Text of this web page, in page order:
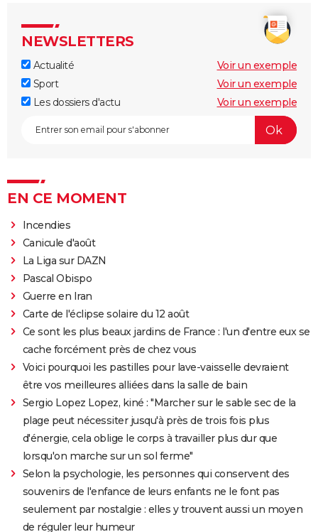
NEWSLETTERS
Actualité
Voir un exemple
Sport
Voir un exemple
Les dossiers d'actu
Voir un exemple
EN CE MOMENT
Incendies
Canicule d'août
La Liga sur DAZN
Pascal Obispo
Guerre en Iran
Carte de l'éclipse solaire du 12 août
Ce sont les plus beaux jardins de France : l'un d'entre eux se
cache forcément près de chez vous
Voici pourquoi les pastilles pour lave-vaisselle devraient
être vos meilleures alliées dans la salle de bain
Sergio Lopez Lopez, kiné : "Marcher sur le sable sec de la
plage peut nécessiter jusqu'à près de trois fois plus
d'énergie, cela oblige le corps à travailler plus dur que
lorsqu'on marche sur un sol ferme"
Selon la psychologie, les personnes qui conservent des
souvenirs de l'enfance de leurs enfants ne le font pas
seulement par nostalgie : elles y trouvent aussi un moyen
de réguler leur humeur